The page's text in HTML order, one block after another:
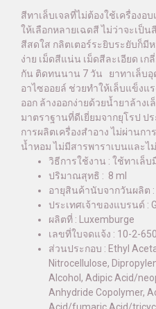
สีทาเล็บเจลที่ไม่ต้องใช้เครื่องอ
ให้เลือกหลายเฉดสี ไม่ว่าจะเป็
สีสดใส กลิตเตอร์ระยิบระยับก็มี
ง่าย เม็ดสีแน่น เม็ดสีละเอียด เก
กัน ติดทนนาน 7 วัน ยาทาเล็บ
อาไซออยล์ ช่วยทำให้เล็บแข็งแ
ออก ล้างออกง่ายด้วยน้ำยาล้าง
มาตราฐานที่ดีเยี่ยมจากยุโรป ป
การผลิตเครื่องสำอาง ไม่ผ่านก
น้ำหอม ไม่มีสารพาราเบนและ
วิธีการใช้งาน : ใช้ทาเล็บ
ปริมาณสุทธิ : 8 ml
อายุสินค้านับจากวันผลิต :
ประเทศเจ้าของแบรนด์ :
ผลิตที่ : Luxemburge
เลขที่ใบจดแจ้ง : 10-2-
ส่วนประกอบ : Ethyl
Nitrocellulose,
Alcohol, Adipic Acid/
Anhydride Copolymer,
Acid/fumaric Acid/